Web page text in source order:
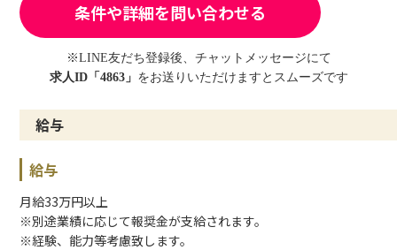
条件や詳細を問い合わせる
※LINE友だち登録後、チャットメッセージにて
求人ID「4863」 をお送りいただけますとスムーズです
給与
給与
月給33万円以上
※別途業績に応じて報奨金が支給されます。
※経験、能力等考慮致します。